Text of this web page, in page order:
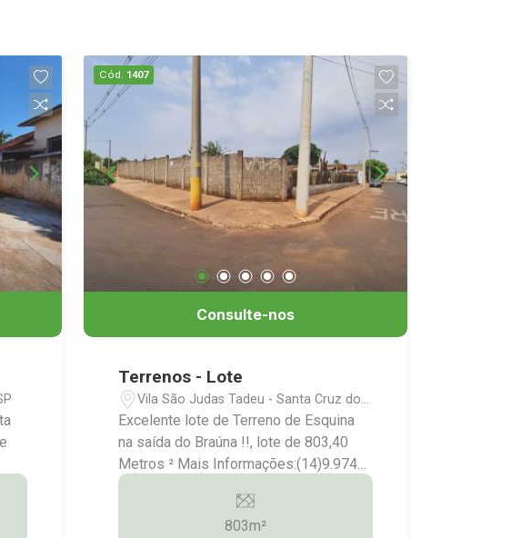
Cód. 1407
Consulte-nos
Terrenos - Lote
Vila São Judas Tadeu - Santa Cruz do
Rio Pardo/SP
Excelente lote de Terreno de Esquina
na saída do Braúna !!, lote de 803,40
Metros ² Mais Informações:(14)9.9743-
9789/9.9613-5228/3372-2528
803m²